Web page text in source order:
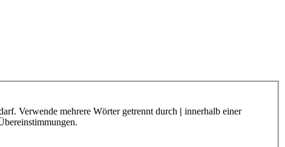
Verwende mehrere Wörter getrennt durch | innerhalb einer